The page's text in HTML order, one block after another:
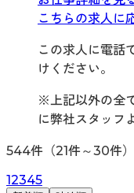
こちらの求人に
この求人に電話
けください。
※上記以外の全
に弊社スタッフ
544件（21件～30件）
12345